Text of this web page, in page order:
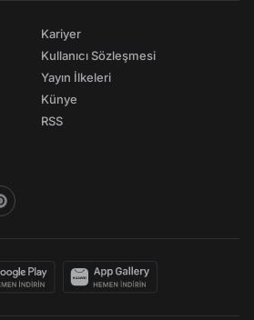
Kariyer
Kullanıcı Sözleşmesi
Yayın İlkeleri
Künye
RSS